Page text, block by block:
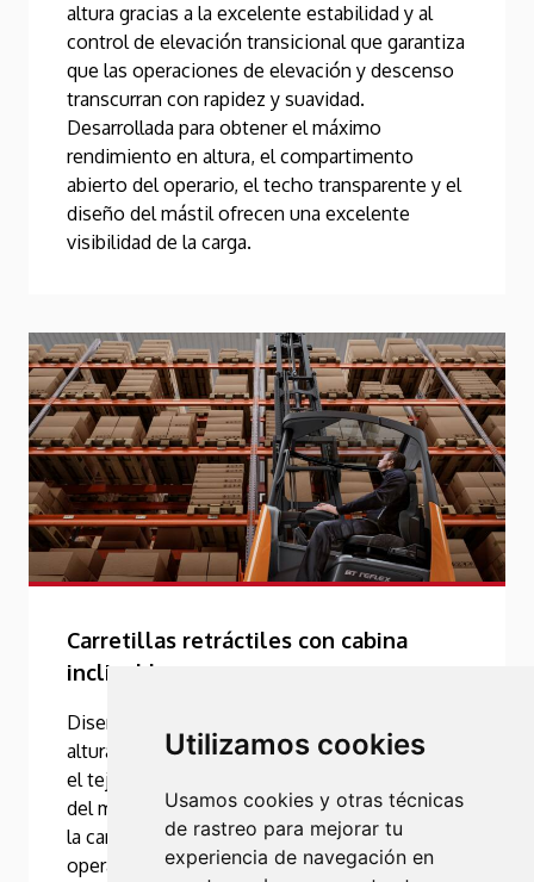
Utilizamos cookies
Usamos cookies y otras técnicas
de rastreo para mejorar tu
experiencia de navegación en
altura gracias a la excelente estabilidad y al
control de elevación transicional que garantiza
que las operaciones de elevación y descenso
transcurran con rapidez y suavidad.
Desarrollada para obtener el máximo
rendimiento en altura, el compartimento
abierto del operario, el techo transparente y el
diseño del mástil ofrecen una excelente
visibilidad de la carga.
Carretillas retráctiles con cabina
inclinable
Diseñadas para un inigualable rendimiento en
altura. Gracias a la cabina inclinable exclusiva,
el tejadillo transparente, así como al diseño
del mástil, ofrece una excelente visibilidad de
la carga. Reduce el riesgo de fatiga del
operario en aplicaciones repetitivas en altura.